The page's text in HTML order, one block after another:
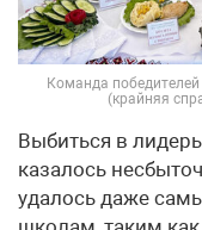
Команда
(крайняя
Выбиться в
казалось
удалось даже